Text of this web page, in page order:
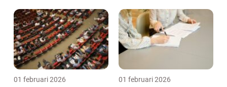
01 februari 2026 01 februari 2026